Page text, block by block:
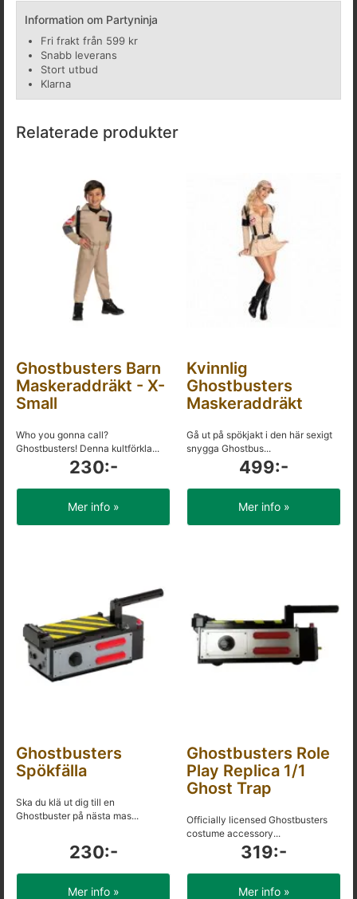
Information om Partyninja
Fri frakt från 599 kr
Snabb leverans
Stort utbud
Klarna
Relaterade produkter
Ghostbusters Barn
Maskeraddräkt - X-
Small
Who you gonna call?
Ghostbusters! Denna kultförkla...
230:-
Mer info »
Kvinnlig
Ghostbusters
Maskeraddräkt
Gå ut på spökjakt i den här sexigt
snygga Ghostbus...
499:-
Mer info »
Ghostbusters
Spökfälla
Ska du klä ut dig till en
Ghostbuster på nästa mas...
230:-
Mer info »
Ghostbusters Role
Play Replica 1/1
Ghost Trap
Officially licensed Ghostbusters
costume accessory...
319:-
Mer info »